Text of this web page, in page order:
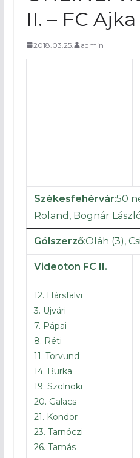
II. – FC Ajka
2018.03.25. admin
Székesfehérvár:50
Roland, Bognár
Gólszerző:Oláh (3),
Videoton FC II.
12. Hársfalvi
3. Ujvári
7. Pápai
8. Réti
11. Torvund
14. Burka
19. Szolnoki
20. Galacs
21. Kondor
23. Tarnóczi
26. Tamás